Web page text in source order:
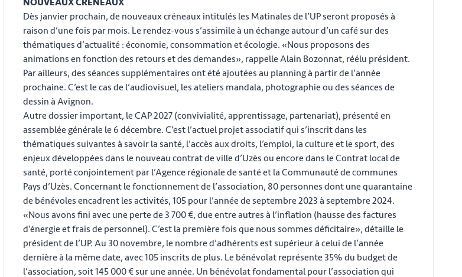
NOUVEAUX CRÉNEAUX
Dès janvier prochain, de nouveaux créneaux intitulés les Matinales de l’UP seront proposés à
raison d’une fois par mois. Le rendez-vous s’assimile à un échange autour d’un café sur des
thématiques d’actualité : économie, consommation et écologie. «Nous proposons des
animations en fonction des retours et des demandes», rappelle Alain Bozonnat, réélu président.
Par ailleurs, des séances supplémentaires ont été ajoutées au planning à partir de l’année
prochaine. C’est le cas de l’audiovisuel, les ateliers mandala, photographie ou des séances de
dessin à Avignon.
Autre dossier important, le CAP 2027 (convivialité, apprentissage, partenariat), présenté en
assemblée générale le 6 décembre. C’est l’actuel projet associatif qui s’inscrit dans les
thématiques suivantes à savoir la santé, l’accès aux droits, l’emploi, la culture et le sport, des
enjeux développées dans le nouveau contrat de ville d’Uzès ou encore dans le Contrat local de
santé, porté conjointement par l’Agence régionale de santé et la Communauté de communes
Pays d’Uzès. Concernant le fonctionnement de l’association, 80 personnes dont une quarantaine
de bénévoles encadrent les activités, 105 pour l’année de septembre 2023 à septembre 2024.
«Nous avons fini avec une perte de 3 700 €, due entre autres à l’inflation (hausse des factures
d’énergie et frais de personnel). C’est la première fois que nous sommes déficitaire», détaille le
président de l’UP. Au 30 novembre, le nombre d’adhérents est supérieur à celui de l’année
dernière à la même date, avec 105 inscrits de plus. Le bénévolat représente 35% du budget de
l’association, soit 145 000 € sur une année. Un bénévolat fondamental pour l’association qui